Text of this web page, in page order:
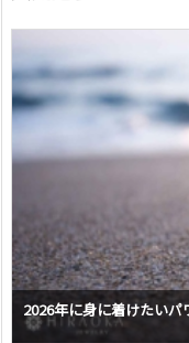
2026年に身に着けたい